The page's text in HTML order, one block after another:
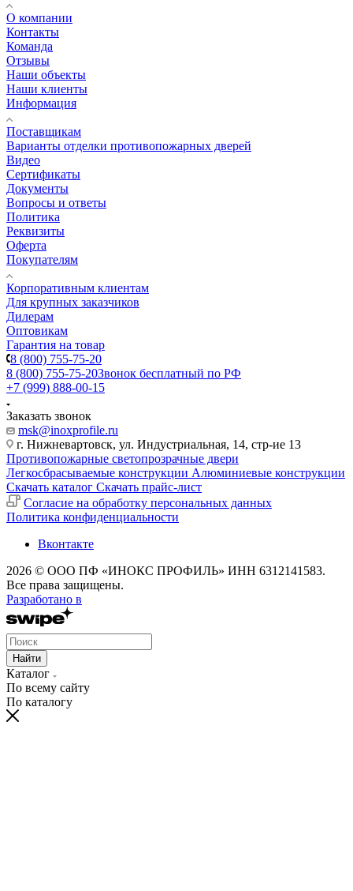
О компании
Контакты
Команда
Отзывы
Наши объекты
Наши клиенты
Информация
Поставщикам
Варианты отделки противопожарных дверей
Видео
Сертификаты
Документы
Вопросы и ответы
Политика
Реквизиты
Оферта
Покупателям
Корпоративным клиентам
Для крупных заказчиков
Дилерам
Оптовикам
Гарантия на товар
8 (800) 755-75-20
8 (800) 755-75-20Звонок бесплатный по РФ
+7 (999) 888-00-15
Заказать звонок
msk@inoxprofile.ru
г. Нижневартовск, ул. Индустриальная, 14, стр-ие 13
Противопожарные светопрозрачные двери
Легкосбрасываемые конструкции Алюминиевые конструкции
Скачать каталог Скачать прайс-лист
Cогласие на обработку персональных данных
Политика конфиденциальности
Вконтакте
2026 © ООО ПФ «ИНОКС ПРОФИЛЬ» ИНН 6312141583.
Все права защищены.
Разработано в
Найти
Каталог
По всему сайту
По каталогу